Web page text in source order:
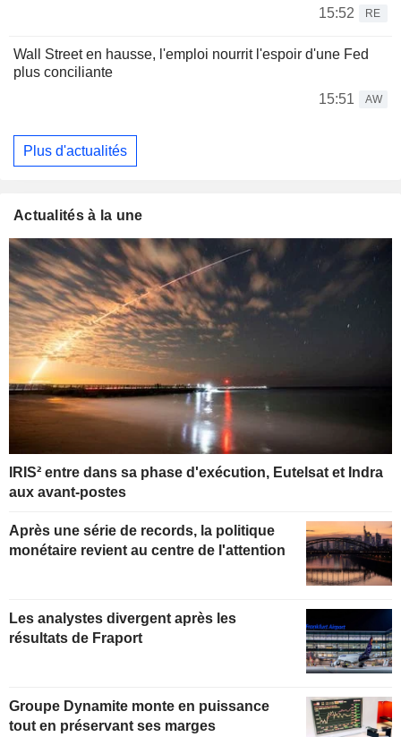
15:52
RE
Wall Street en hausse, l'emploi nourrit l'espoir d'une Fed
plus conciliante
15:51
AW
Plus d'actualités
Actualités à la une
IRIS² entre dans sa phase d'exécution, Eutelsat et Indra
aux avant-postes
Après une série de records, la politique
monétaire revient au centre de l'attention
Les analystes divergent après les
résultats de Fraport
Groupe Dynamite monte en puissance
tout en préservant ses marges